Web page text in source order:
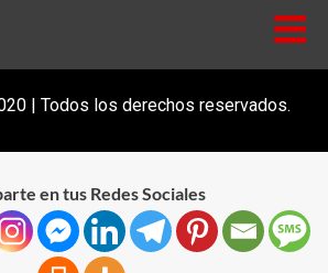
| Todos los derechos reservados.
en tus Redes Sociales